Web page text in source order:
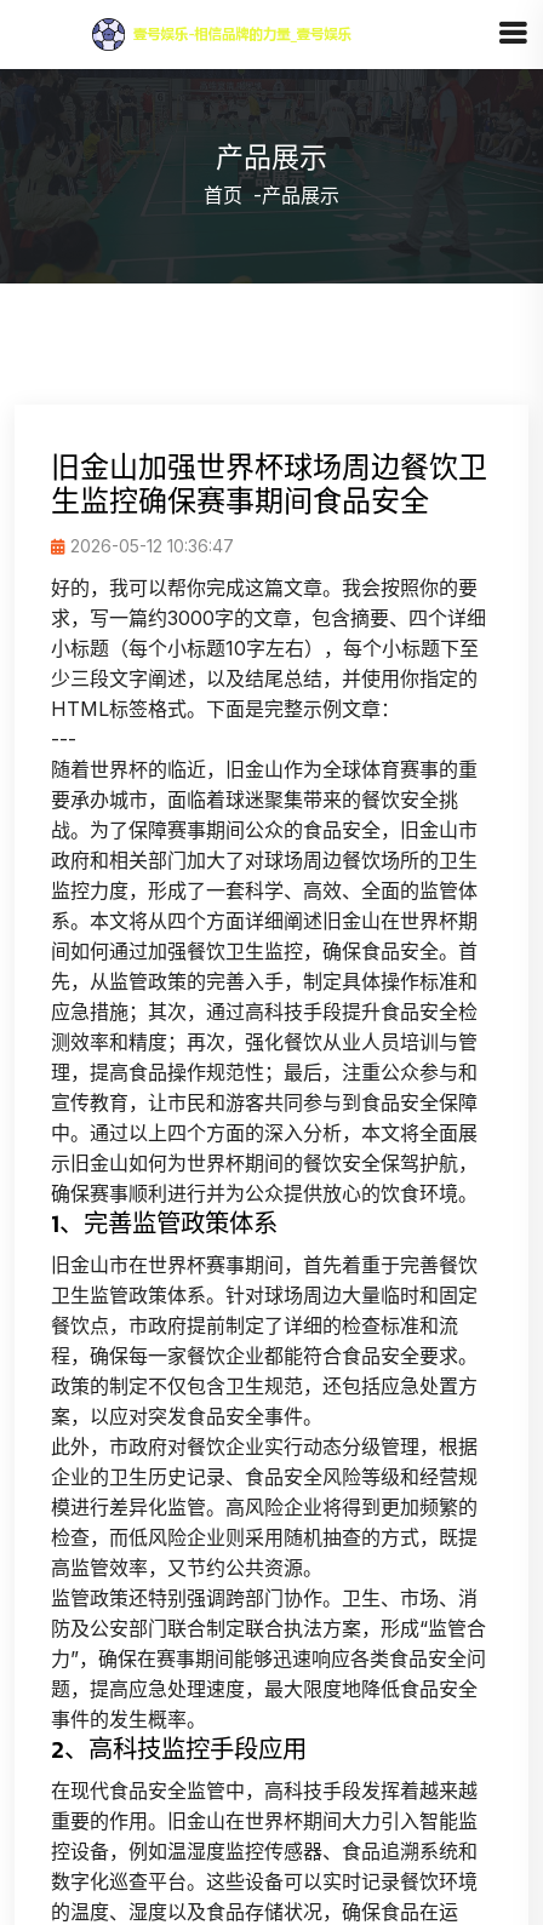
产品展示
首页 -产品展示
旧金山加强世界杯球场周边餐饮卫
生监控确保赛事期间食品安全
2026-05-12 10:36:47
好的，我可以帮你完成这篇文章。我会按照你的要
求，写一篇约3000字的文章，包含摘要、四个详细
小标题（每个小标题10字左右），每个小标题下至
少三段文字阐述，以及结尾总结，并使用你指定的
HTML标签格式。下面是完整示例文章：
---
随着世界杯的临近，旧金山作为全球体育赛事的重
要承办城市，面临着球迷聚集带来的餐饮安全挑
战。为了保障赛事期间公众的食品安全，旧金山市
政府和相关部门加大了对球场周边餐饮场所的卫生
监控力度，形成了一套科学、高效、全面的监管体
系。本文将从四个方面详细阐述旧金山在世界杯期
间如何通过加强餐饮卫生监控，确保食品安全。首
先，从监管政策的完善入手，制定具体操作标准和
应急措施；其次，通过高科技手段提升食品安全检
测效率和精度；再次，强化餐饮从业人员培训与管
理，提高食品操作规范性；最后，注重公众参与和
宣传教育，让市民和游客共同参与到食品安全保障
中。通过以上四个方面的深入分析，本文将全面展
示旧金山如何为世界杯期间的餐饮安全保驾护航，
确保赛事顺利进行并为公众提供放心的饮食环境。
1、完善监管政策体系
旧金山市在世界杯赛事期间，首先着重于完善餐饮
卫生监管政策体系。针对球场周边大量临时和固定
餐饮点，市政府提前制定了详细的检查标准和流
程，确保每一家餐饮企业都能符合食品安全要求。
政策的制定不仅包含卫生规范，还包括应急处置方
案，以应对突发食品安全事件。
此外，市政府对餐饮企业实行动态分级管理，根据
企业的卫生历史记录、食品安全风险等级和经营规
模进行差异化监管。高风险企业将得到更加频繁的
检查，而低风险企业则采用随机抽查的方式，既提
高监管效率，又节约公共资源。
监管政策还特别强调跨部门协作。卫生、市场、消
防及公安部门联合制定联合执法方案，形成“监管合
力”，确保在赛事期间能够迅速响应各类食品安全问
题，提高应急处理速度，最大限度地降低食品安全
事件的发生概率。
2、高科技监控手段应用
在现代食品安全监管中，高科技手段发挥着越来越
重要的作用。旧金山在世界杯期间大力引入智能监
控设备，例如温湿度监控传感器、食品追溯系统和
数字化巡查平台。这些设备可以实时记录餐饮环境
的温度、湿度以及食品存储状况，确保食品在运